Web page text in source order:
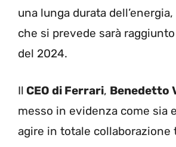
una lunga durata
che si prevede sarà
del 2024.
Il CEO di Ferrari, Benedetto
messo in evidenza come sia
agire in totale collaborazione